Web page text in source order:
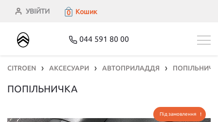
УВІЙТИ 0 Кошик
044 591 80 00
CITROEN ❯ АКСЕСУАРИ ❯ АВТОПРИЛАДДЯ ❯
ПОПІЛЬНИЧКА
Під замовлення